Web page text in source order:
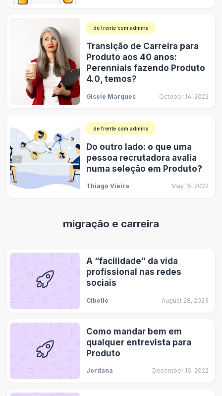
de frente com admina
Transição de Carreira para
Produto aos 40 anos:
Perennials fazendo Produto
4.0, temos?
Gisele Marques October 14, 2022
de frente com admina
Do outro lado: o que uma
pessoa recrutadora avalia
numa seleção em Produto?
Thiago Vieira May 15, 2022
migração e carreira
A “facilidade” da vida
profissional nas redes
sociais
Cibelle August 28, 2023
Como mandar bem em
qualquer entrevista para
Produto
Jordana December 16, 2022